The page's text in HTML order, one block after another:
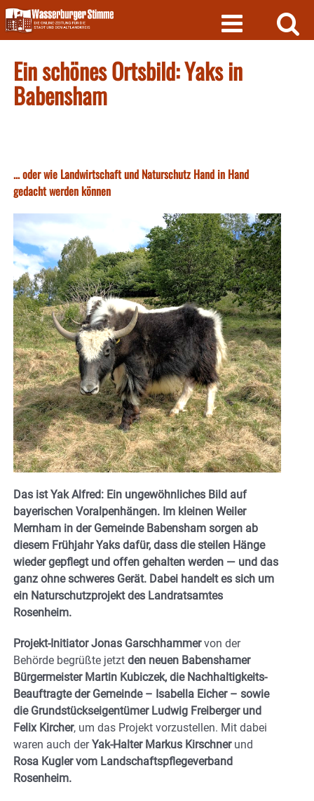
Skip
to
content
Ein schönes Ortsbild: Yaks in
Babensham
... oder wie Landwirtschaft und Naturschutz Hand in Hand
gedacht werden können
Das ist Yak Alfred: Ein ungewöhnliches Bild auf
bayerischen Voralpenhängen. Im kleinen Weiler
Mernham in der Gemeinde Babensham sorgen ab
diesem Frühjahr Yaks dafür, dass die steilen Hänge
wieder gepflegt und offen gehalten werden — und das
ganz ohne schweres Gerät. Dabei handelt es sich um
ein Naturschutzprojekt des Landratsamtes
Rosenheim.
Projekt-Initiator Jonas Garschhammervon der
Behörde begrüßte jetzt den neuen Babenshamer
Bürgermeister Martin Kubiczek, die Nachhaltigkeits-
Beauftragte der Gemeinde – Isabella Eicher – sowie
die Grundstückseigentümer Ludwig Freiberger und
Felix Kircher, um das Projekt vorzustellen. Mit dabei
waren auch derYak-Halter Markus Kirschnerund
Rosa Kugler vom Landschaftspflegeverband
Rosenheim.